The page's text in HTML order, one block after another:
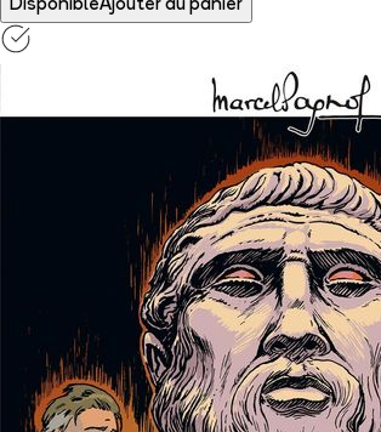
DisponibleAjouter au panier